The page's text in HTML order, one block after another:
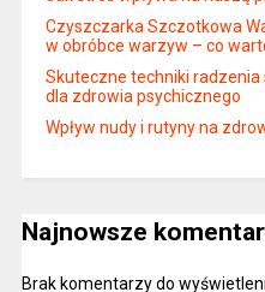
Czyszczarka Szczotkowa
w obróbce warzyw – co
Skuteczne techniki
dla zdrowia psychicznego
Wpływ nudy i rutyny na
Najnowsze
Brak komentarzy do